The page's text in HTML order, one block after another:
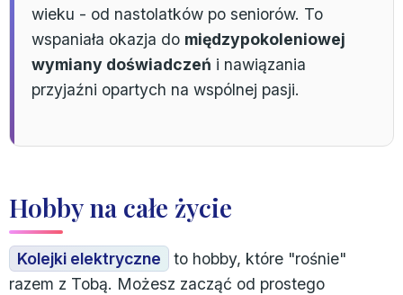
wieku - od nastolatków po seniorów. To
wspaniała okazja do międzypokoleniowej
wymiany doświadczeń i nawiązania
przyjaźni opartych na wspólnej pasji.
Hobby na całe życie
Kolejki elektryczne
to hobby, które "rośnie"
razem z Tobą. Możesz zacząć od prostego